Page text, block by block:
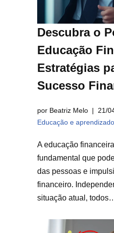
Descubra o
Educação
Estratégias
Sucesso
por Beatriz Melo
21/
Educação e aprendizado
A educação
fundamental que
das pessoas e
financeiro.
situação atual,